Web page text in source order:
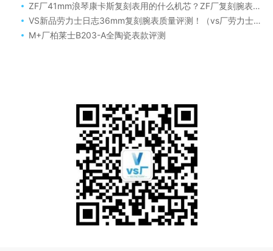
ZF厂41mm浪琴康卡斯复刻表用的什么机芯？ZF厂复刻腕表浪琴康卡斯还原度怎么样！
VS新品劳力士日志36mm复刻腕表质量评测！（vs厂劳力士36蓝盘日志搭配丹东3235机芯可靠吗）
M+厂柏莱士B203-A全陶瓷表款评测